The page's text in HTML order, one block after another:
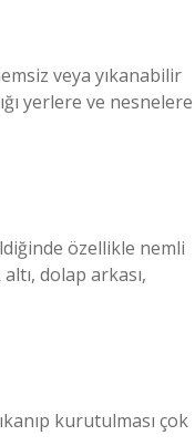
veya yıkanabilir
yerlere ve nesnelere
özellikle nemli
dolap arkası,
kurutulması çok